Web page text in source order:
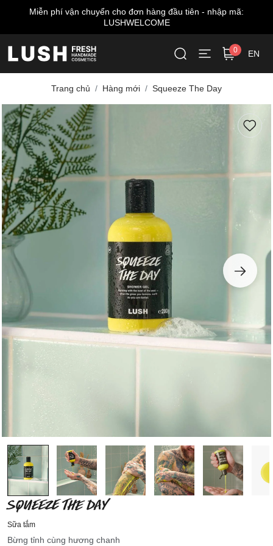
đầu tiên - nhập mã:
Miễn phí giao hàng cho đơn
0 EN
Trang chủ Hàng mới Squeeze The Day
SQUEEZE THE DAY
Sữa tắm
Bừng tỉnh cùng hương chanh